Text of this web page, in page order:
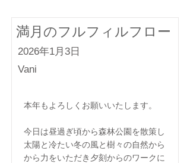
満月のフルフィルフロー
2026年1月3日
Vani
本年もよろしくお願いいたします。
今日は昼過ぎ頃から森林公園を散策し
太陽と冷たい冬の風と樹々の自然から
から力をいただき夕刻からのワークに